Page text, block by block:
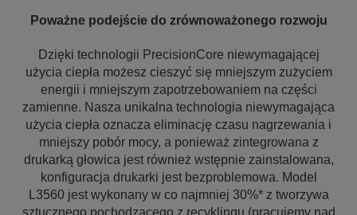
Poważne podejście do zrównoważonego rozwoju
Dzięki technologii PrecisionCore niewymagającej
użycia ciepła możesz cieszyć się mniejszym zużyciem
energii i mniejszym zapotrzebowaniem na części
zamienne. Nasza unikalna technologia niewymagająca
użycia ciepła oznacza eliminację czasu nagrzewania i
mniejszy pobór mocy, a ponieważ zintegrowana z
drukarką głowica jest również wstępnie zainstalowana,
konfiguracja drukarki jest bezproblemowa. Model
L3560 jest wykonany w co najmniej 30%* z tworzywa
sztucznego pochodzącego z recyklingu (pracujemy nad